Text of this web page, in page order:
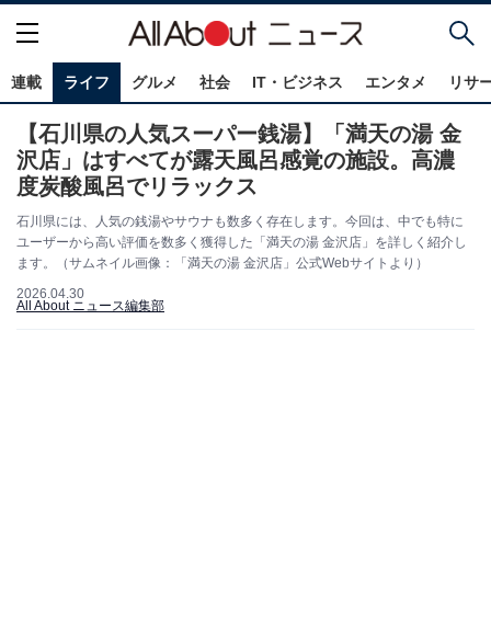
連載 ライフ グルメ 社会 IT・ビジネス エンタメ リサ
【石川県の人気スーパー銭湯】「満天の湯 金
沢店」はすべてが露天風呂感覚の施設。高濃
度炭酸風呂でリラックス
石川県には、人気の銭湯やサウナも数多く存在します。今回は、中でも特に
ユーザーから高い評価を数多く獲得した「満天の湯 金沢店」を詳しく紹介し
ます。（サムネイル画像：「満天の湯 金沢店」公式Webサイトより）
2026.04.30
All About ニュース編集部